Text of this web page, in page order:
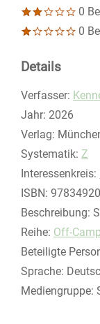
0
0
Details
Verfasser:
Jahr: 2026
Verlag:
opens in new tab
Diesen Link in
Systematik: Z
Interessenkreis:
ISBN:
Beschreibung:
Reihe: Off-
Beteiligte
Sprache:
Mediengruppe: